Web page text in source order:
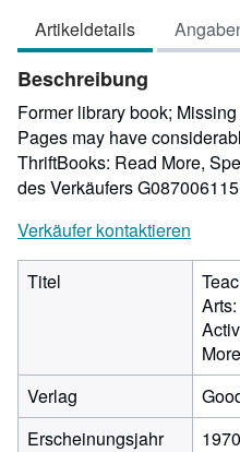
5
Artikeldetails
Beschreibung
Former library book;
Pages may have
ThriftBooks: Read More,
des Verkäufers
Verkäufer kontaktieren
Titel
Verlag
Erscheinungsjahr
1970